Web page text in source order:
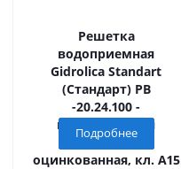
Решетка
водоприемная
Gidrolica Standart
(Стандарт) РВ
-20.24.100 -
штампованная
стальная
оцинкованная, кл. А15
Подробнее